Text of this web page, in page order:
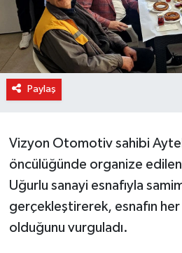
Paylaş
Vizyon Otomotiv sahibi
öncülüğünde organize
Uğurlu sanayi esnafıyla
gerçekleştirerek, esnafın her
olduğunu vurguladı.